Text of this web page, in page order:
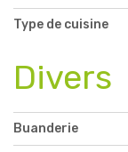
Type de cuisine
Divers
Buanderie